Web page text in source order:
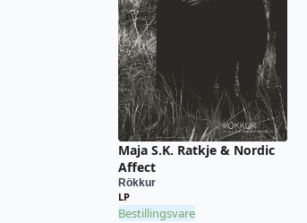
Maja S.K. Ratkje & Nordic
Affect
Rökkur
LP
Bestillingsvare